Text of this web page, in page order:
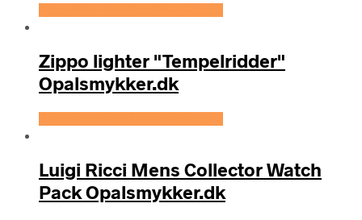
Zippo lighter "Tempelridder"
Opalsmykker.dk
Luigi Ricci Mens Collector Watch
Pack Opalsmykker.dk